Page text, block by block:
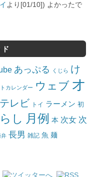
より[01/10]) よかったで
あっぷる くじら け
カレンダー ウェブ オ
テレビ トイ ラーメン 初
し 月例 本 次女 次
弁 長男 雑記 魚 麺